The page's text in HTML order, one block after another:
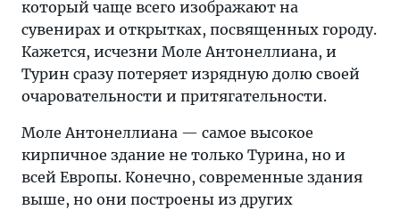
который чаще всего изображают на
сувенирах и открытках, посвященных городу.
Кажется, исчезни Моле Антонеллиана, и
Турин сразу потеряет изрядную долю своей
очаровательности и притягательности.
Моле Антонеллиана — самое высокое
кирпичное здание не только Турина, но и
всей Европы. Конечно, современные здания
выше, но они построены из других